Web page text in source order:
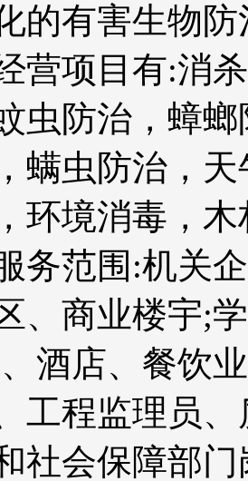
的有害生物
营项目有:消
虫防治，蟑
螨虫防治，
环境消毒，
务范围:机关
、商业楼宇;
酒店、餐饮
工程监理员
社会保障部